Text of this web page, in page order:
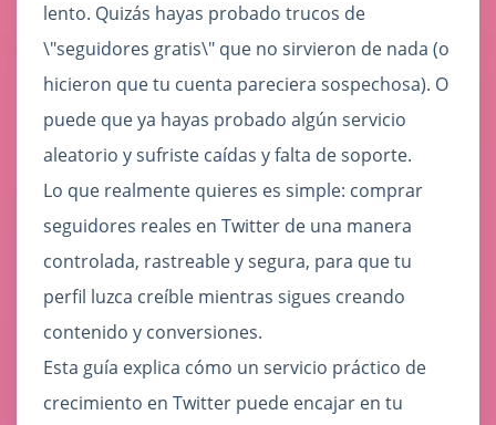
lento. Quizás hayas probado trucos de
\"seguidores gratis\" que no sirvieron de nada (o
hicieron que tu cuenta pareciera sospechosa). O
puede que ya hayas probado algún servicio
aleatorio y sufriste caídas y falta de soporte.
Lo que realmente quieres es simple: comprar
seguidores reales en Twitter de una manera
controlada, rastreable y segura, para que tu
perfil luzca creíble mientras sigues creando
contenido y conversiones.
Esta guía explica cómo un servicio práctico de
crecimiento en Twitter puede encajar en tu